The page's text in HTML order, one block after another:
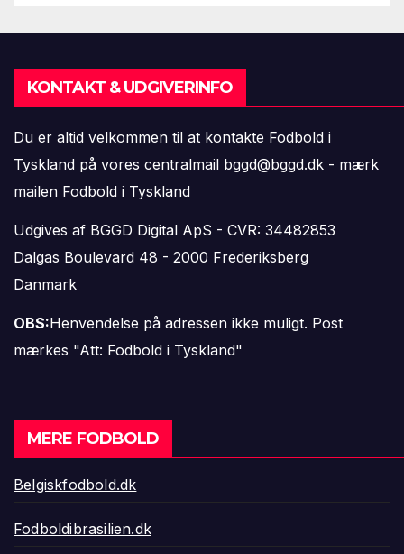
KONTAKT & UDGIVERINFO
Du er altid velkommen til at kontakte Fodbold i
Tyskland på vores centralmail bggd@bggd.dk - mærk
mailen Fodbold i Tyskland
Udgives af BGGD Digital ApS - CVR: 34482853
Dalgas Boulevard 48 - 2000 Frederiksberg
Danmark
OBS:Henvendelse på adressen ikke muligt. Post
mærkes "Att: Fodbold i Tyskland"
MERE FODBOLD
Belgiskfodbold.dk
Fodboldibrasilien.dk